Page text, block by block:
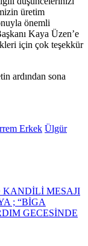
üretim
önemli
Kaya Üzen’e
için çok teşekkür
ardından sona
Erkek Ülgür
MESAJI
; “BİGA
GECESİNDE